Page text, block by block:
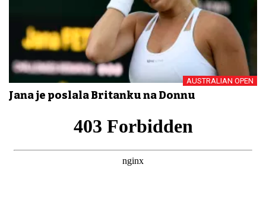
AUSTRALIAN OPEN
Jana je poslala Britanku na Donnu